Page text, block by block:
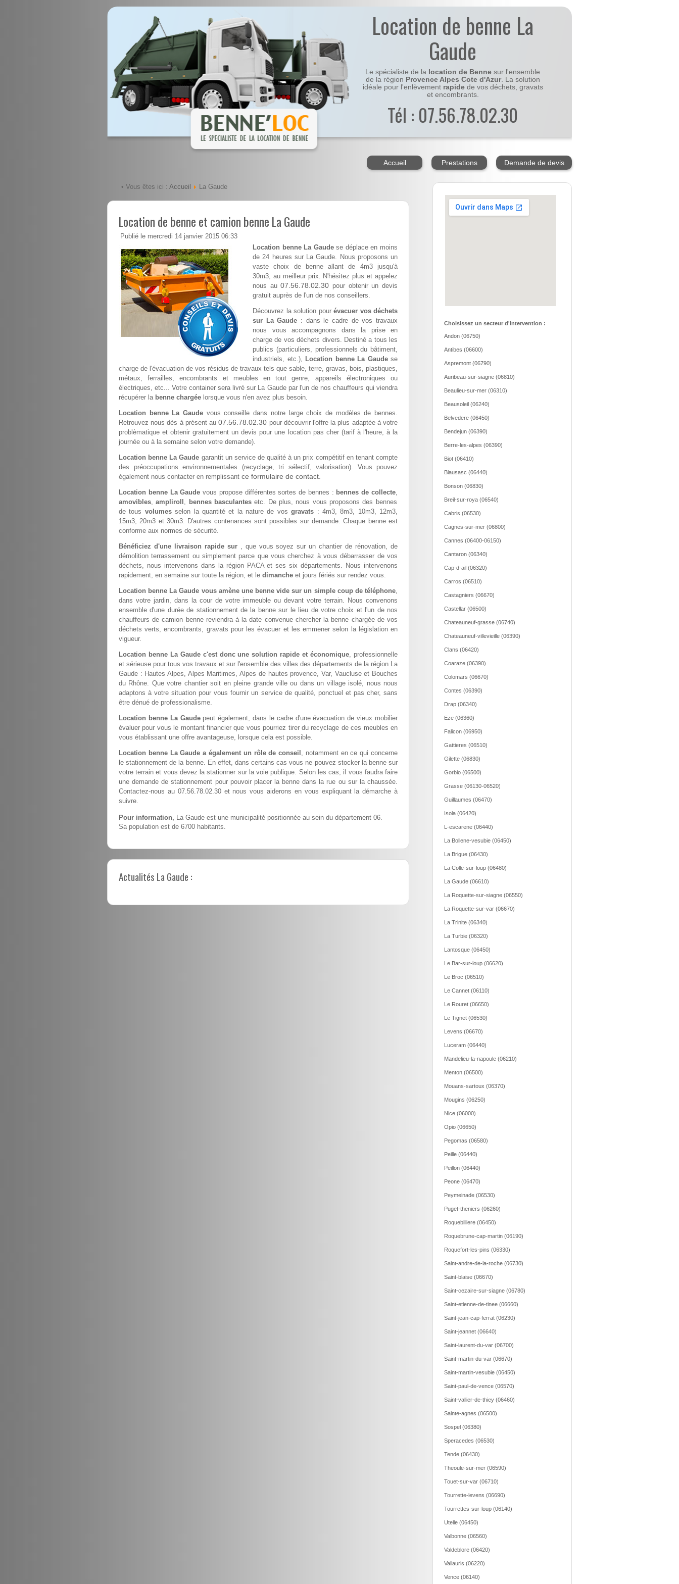
Location de benne La
Gaude
Le spécialiste de la location de Benne sur l'ensemble
de la région Provence Alpes Cote d'Azur. La solution
idéale pour l'enlèvement rapidede vos déchets, gravats
et encombrants.
Tél : 07.56.78.02.30
Accueil Prestations Demande de devis
• Vous êtes ici : Accueil La Gaude
Location de benne et camion benne La Gaude
Publié le mercredi 14 janvier 2015 06:33
Location benne La Gaudese déplace en moins
de 24 heures sur La Gaude. Nous proposons un
vaste choix de benne allant de 4m3 jusqu'à
30m3, au meilleur prix. N'hésitez plus et appelez
nous au07.56.78.02.30 pour obtenir un devis
gratuit auprès de l'un de nos conseillers.
Découvrez la solution pour évacuer vos déchets
sur La Gaude : dans le cadre de vos travaux
nous vous accompagnons dans la prise en
charge de vos déchets divers. Destiné a tous les
publics (particuliers, professionnels du bâtiment,
industriels, etc.), Location benne La Gaudese
charge de l'évacuation de vos résidus de travaux tels que sable, terre, gravas, bois, plastiques,
métaux, ferrailles, encombrants et meubles en tout genre, appareils électroniques ou
électriques, etc... Votre container sera livré sur La Gaude par l'un de nos chauffeurs qui viendra
récupérer la benne chargée lorsque vous n'en avez plus besoin.
Location benne La Gaude vous conseille dans notre large choix de modèles de bennes.
Retrouvez nous dès à présent au07.56.78.02.30 pour découvrir l'offre la plus adaptée à votre
problèmatique et obtenir gratuitement un devis pour une location pas cher (tarif à l'heure, à la
journée ou à la semaine selon votre demande).
Location benne La Gaude garantit un service de qualité à un prix compétitif en tenant compte
des préoccupations environnementales (recyclage, tri sélectif, valorisation). Vous pouvez
également nous contacter en remplissant ce formulaire de contact.
Location benne La Gaude vous propose différentes sortes de bennes : bennes de collecte,
amovibles,ampliroll , bennes basculantes etc. De plus, nous vous proposons des bennes
de tous volumesselon la quantité et la nature de vosgravats : 4m3, 8m3, 10m3, 12m3,
15m3, 20m3 et 30m3. D'autres contenances sont possibles sur demande. Chaque benne est
conforme aux normes de sécurité.
Bénéficiez d'une livraison rapide sur , que vous soyez sur un chantier de rénovation, de
démolition terrassement ou simplement parce que vous cherchez à vous débarrasser de vos
déchets, nous intervenons dans la région PACA et ses six départements. Nous intervenons
rapidement, en semaine sur toute la région, et le dimanche et jours fériés sur rendez vous.
Location benne La Gaude vous amène une benne vide sur un simple coup de téléphone,
dans votre jardin, dans la cour de votre immeuble ou devant votre terrain. Nous convenons
ensemble d'une durée de stationnement de la benne sur le lieu de votre choix et l'un de nos
chauffeurs de camion benne reviendra à la date convenue chercher la benne chargée de vos
déchets verts, encombrants, gravats pour les évacuer et les emmener selon la législation en
vigueur.
Location benne La Gaude c'est donc une solution rapide et économique, professionnelle
et sérieuse pour tous vos travaux et sur l'ensemble des villes des départements de la région La
Gaude : Hautes Alpes, Alpes Maritimes, Alpes de hautes provence, Var, Vaucluse et Bouches
du Rhône. Que votre chantier soit en pleine grande ville ou dans un village isolé, nous nous
adaptons à votre situation pour vous fournir un service de qualité, ponctuel et pas cher, sans
être dénué de professionalisme.
Location benne La Gaudepeut également, dans le cadre d'une évacuation de vieux mobilier
évaluer pour vous le montant financier que vous pourriez tirer du recyclage de ces meubles en
vous établissant une offre avantageuse, lorsque cela est possible.
Location benne La Gaude a également un rôle de conseil , notamment en ce qui concerne
le stationnement de la benne. En effet, dans certains cas vous ne pouvez stocker la benne sur
votre terrain et vous devez la stationner sur la voie publique. Selon les cas, il vous faudra faire
une demande de stationnement pour pouvoir placer la benne dans la rue ou sur la chaussée.
Contactez-nous au 07.56.78.02.30 et nous vous aiderons en vous expliquant la démarche à
suivre.
Pour information, La Gaude est une municipalité positionnée au sein du département 06.
Sa population est de 6700 habitants.
Actualités La Gaude :
Choisissez un secteur d'intervention :
Andon (06750)
Antibes (06600)
Aspremont (06790)
Auribeau-sur-siagne (06810)
Beaulieu-sur-mer (06310)
Beausoleil (06240)
Belvedere (06450)
Bendejun (06390)
Berre-les-alpes (06390)
Biot (06410)
Blausasc (06440)
Bonson (06830)
Breil-sur-roya (06540)
Cabris (06530)
Cagnes-sur-mer (06800)
Cannes (06400-06150)
Cantaron (06340)
Cap-d-ail (06320)
Carros (06510)
Castagniers (06670)
Castellar (06500)
Chateauneuf-grasse (06740)
Chateauneuf-villevieille (06390)
Clans (06420)
Coaraze (06390)
Colomars (06670)
Contes (06390)
Drap (06340)
Eze (06360)
Falicon (06950)
Gattieres (06510)
Gilette (06830)
Gorbio (06500)
Grasse (06130-06520)
Guillaumes (06470)
Isola (06420)
L-escarene (06440)
La Bollene-vesubie (06450)
La Brigue (06430)
La Colle-sur-loup (06480)
La Gaude (06610)
La Roquette-sur-siagne (06550)
La Roquette-sur-var (06670)
La Trinite (06340)
La Turbie (06320)
Lantosque (06450)
Le Bar-sur-loup (06620)
Le Broc (06510)
Le Cannet (06110)
Le Rouret (06650)
Le Tignet (06530)
Levens (06670)
Luceram (06440)
Mandelieu-la-napoule (06210)
Menton (06500)
Mouans-sartoux (06370)
Mougins (06250)
Nice (06000)
Opio (06650)
Pegomas (06580)
Peille (06440)
Peillon (06440)
Peone (06470)
Peymeinade (06530)
Puget-theniers (06260)
Roquebilliere (06450)
Roquebrune-cap-martin (06190)
Roquefort-les-pins (06330)
Saint-andre-de-la-roche (06730)
Saint-blaise (06670)
Saint-cezaire-sur-siagne (06780)
Saint-etienne-de-tinee (06660)
Saint-jean-cap-ferrat (06230)
Saint-jeannet (06640)
Saint-laurent-du-var (06700)
Saint-martin-du-var (06670)
Saint-martin-vesubie (06450)
Saint-paul-de-vence (06570)
Saint-vallier-de-thiey (06460)
Sainte-agnes (06500)
Sospel (06380)
Speracedes (06530)
Tende (06430)
Theoule-sur-mer (06590)
Touet-sur-var (06710)
Tourrette-levens (06690)
Tourrettes-sur-loup (06140)
Utelle (06450)
Valbonne (06560)
Valdeblore (06420)
Vallauris (06220)
Vence (06140)